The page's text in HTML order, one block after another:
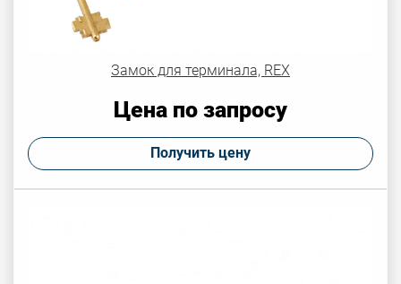
Замок для терминала, REX
Цена по запросу
Получить цену